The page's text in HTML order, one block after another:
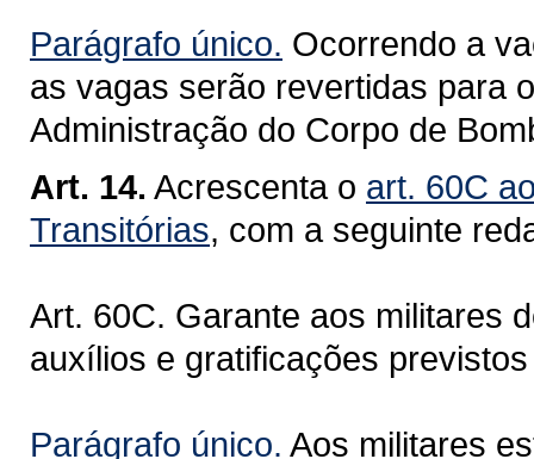
Parágrafo único. Ocorrendo a
as vagas serão revertidas para
Administração do Corpo de
Art. 14. Acrescenta o art. 60C
Transitórias, com a seguinte
Art. 60C. Garante aos militares
auxílios e gratificações
Parágrafo único. Aos militares